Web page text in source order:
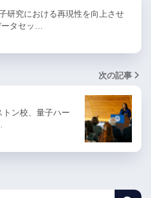
研究における再現性を向上させ
タセッ…
次の記事
ン校、量子ハー